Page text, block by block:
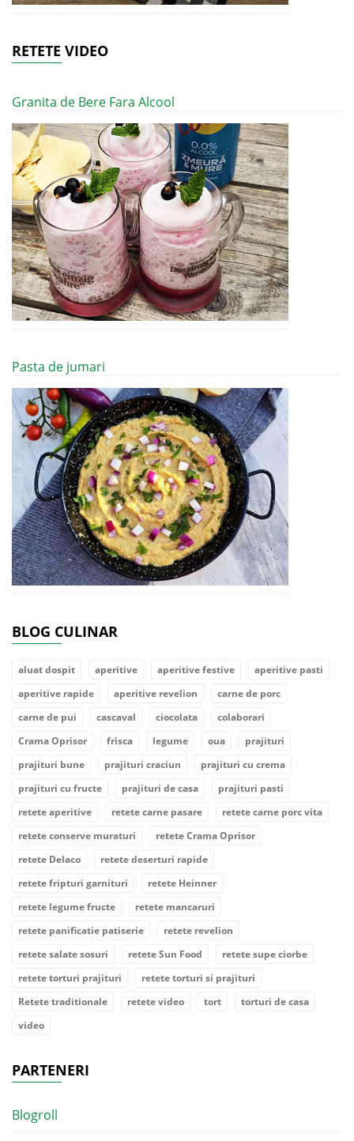
RETETE VIDEO
Granita de Bere Fara Alcool
Pasta de jumari
BLOG CULINAR
aluat dospit aperitive aperitive festive
aperitive pasti
aperitive rapide
aperitive revelion
carne de porc
carne de pui
cascaval ciocolata
colaborari
Crama Oprisor
frisca legume oua
prajituri
prajituri bune
prajituri craciun
prajituri cu crema
prajituri cu fructe
prajituri de casa
prajituri pasti
retete aperitive
retete carne pasare
retete carne porc vita
retete conserve muraturi
retete Crama Oprisor
retete Delaco
retete deserturi rapide
retete fripturi garnituri
retete Heinner
retete legume fructe
retete mancaruri
retete panificatie patiserie
retete revelion
retete salate sosuri
retete Sun Food
retete supe ciorbe
retete torturi prajituri
retete torturi si prajituri
Retete traditionale
retete video tort
torturi de casa
video
PARTENERI
Blogroll